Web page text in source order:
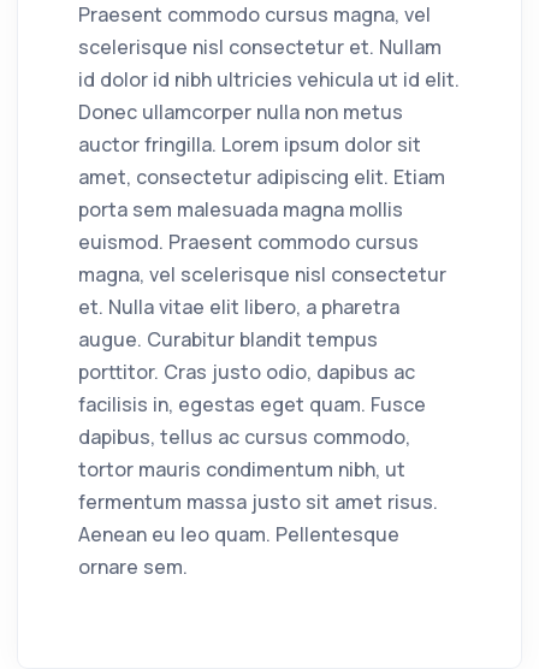
Praesent commodo cursus magna, vel
scelerisque nisl consectetur et. Nullam
id dolor id nibh ultricies vehicula ut id elit.
Donec ullamcorper nulla non metus
auctor fringilla. Lorem ipsum dolor sit
amet, consectetur adipiscing elit. Etiam
porta sem malesuada magna mollis
euismod. Praesent commodo cursus
magna, vel scelerisque nisl consectetur
et. Nulla vitae elit libero, a pharetra
augue. Curabitur blandit tempus
porttitor. Cras justo odio, dapibus ac
facilisis in, egestas eget quam. Fusce
dapibus, tellus ac cursus commodo,
tortor mauris condimentum nibh, ut
fermentum massa justo sit amet risus.
Aenean eu leo quam. Pellentesque
ornare sem.